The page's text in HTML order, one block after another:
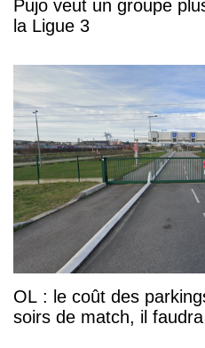
Pujo veut un groupe
la Ligue 3
OL : le coût des
soirs de match, il